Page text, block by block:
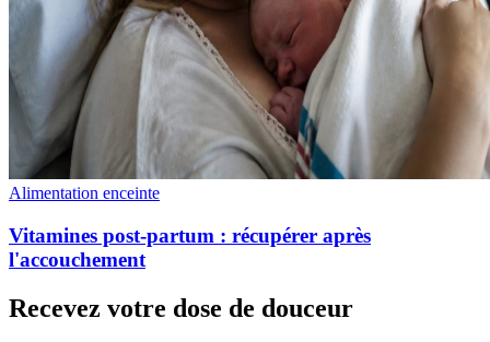
Alimentation enceinte
Vitamines post-partum : récupérer après
l'accouchement
Recevez votre dose de douceur